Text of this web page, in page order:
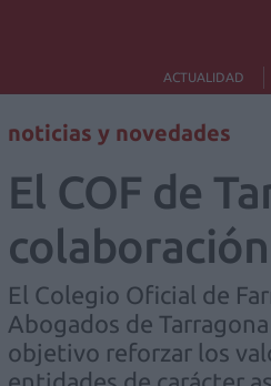
ACTUALIDAD
noticias y novedades
El COF de
El Colegio Oficial de
Abogados de
objetivo reforzar los